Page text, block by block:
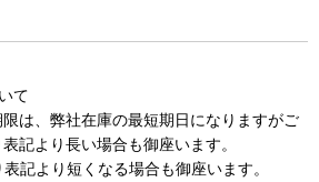
て
は、弊社在庫の最短期日になりますがご
記より長い場合も御座います。
記より短くなる場合も御座います。